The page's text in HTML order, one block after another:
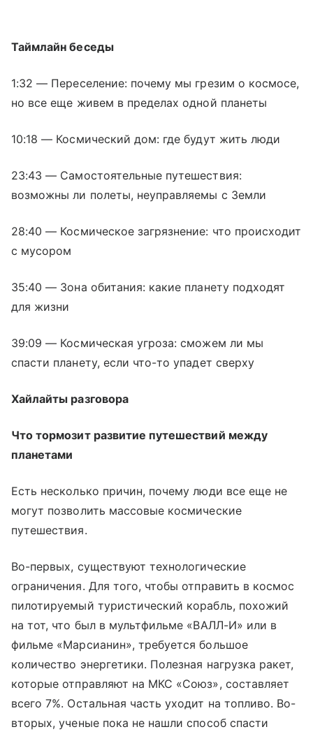
Таймлайн беседы
1:32 — Переселение: почему мы грезим о космосе,
но все еще живем в пределах одной планеты
10:18 — Космический дом: где будут жить люди
23:43 — Самостоятельные путешествия:
возможны ли полеты, неуправляемы с Земли
28:40 — Космическое загрязнение: что происходит
с мусором
35:40 — Зона обитания: какие планету подходят
для жизни
39:09 — Космическая угроза: сможем ли мы
спасти планету, если что-то упадет сверху
Хайлайты разговора
Что тормозит развитие путешествий между
планетами
Есть несколько причин, почему люди все еще не
могут позволить массовые космические
путешествия.
Во-первых, существуют технологические
ограничения. Для того, чтобы отправить в космос
пилотируемый туристический корабль, похожий
на тот, что был в мультфильме «ВАЛЛ-И» или в
фильме «Марсианин», требуется большое
количество энергетики. Полезная нагрузка ракет,
которые отправляют на МКС «Союз», составляет
всего 7%. Остальная часть уходит на топливо. Во-
вторых, ученые пока не нашли способ спасти